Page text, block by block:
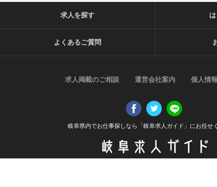
岐阜県内でお仕事探しなら「岐阜求人ガイド」にお任せ
求人を探す
よくあるご質問
求人掲載のご相談 運営会社案内 個人情